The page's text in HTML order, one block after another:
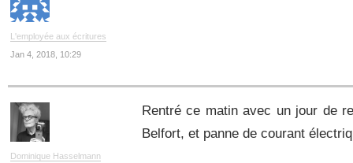
L'employée aux écritures
Jan 4, 2018, 10:29
Dominique Hasselmann
Rentré ce matin avec un jour de
Belfort, et panne de courant